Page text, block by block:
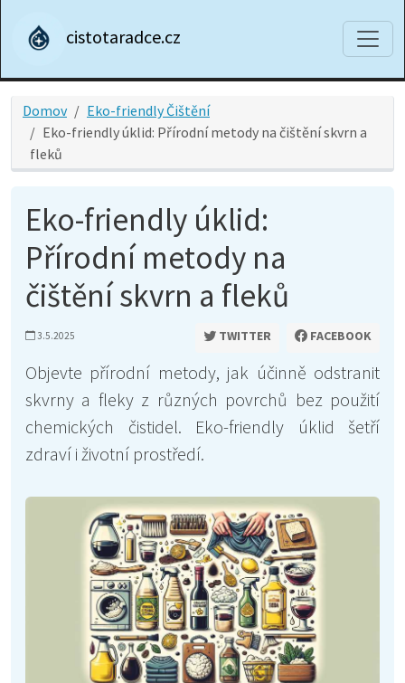
cistotaradce.cz
Domov
Eko-friendly Čištění
Eko-friendly úklid: Přírodní metody na čištění skvrn a
fleků
Eko-friendly úklid:
Přírodní metody na
čištění skvrn a fleků
3.5.2025 TWITTER FACEBOOK
Objevte přírodní metody, jak účinně odstranit
skvrny a fleky z různých povrchů bez použití
chemických čistidel. Eko-friendly úklid šetří
zdraví i životní prostředí.